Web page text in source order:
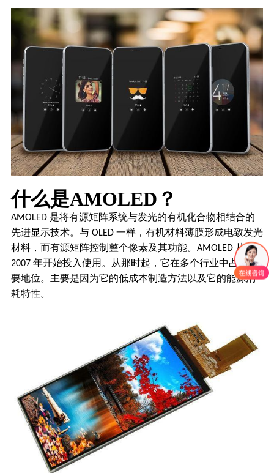
什么是AMOLED？
AMOLED 是将有源矩阵系统与发光的有机化合物相结合的
先进显示技术。与 OLED 一样，有机材料薄膜形成电致发光
材料，而有源矩阵控制整个像素及其功能。 AMOLED 从
2007 年开始投入使用。从那时起，它在多个行业中占据重
要地位。主要是因为它的低成本制造方法以及它的能源消
耗特性。